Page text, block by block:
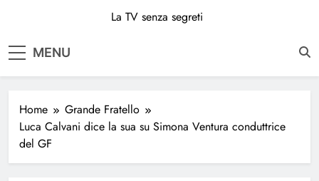
La TV senza segreti
MENU
Home
Grande Fratello
Luca Calvani dice la sua su Simona Ventura conduttrice
del GF